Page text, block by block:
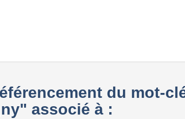
du mot-
associé à :